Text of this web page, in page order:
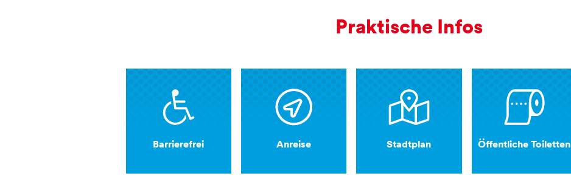
Praktische Infos
Barrierefrei Anreise Stadtplan Öffentliche Toiletten